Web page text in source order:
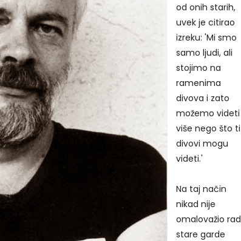
od onih starih,
uvek je citirao
izreku: 'Mi smo
samo ljudi, ali
stojimo na
ramenima
divova i zato
možemo videti
više nego što ti
divovi mogu
videti.'
Na taj način
nikad nije
omalovažio rad
stare garde